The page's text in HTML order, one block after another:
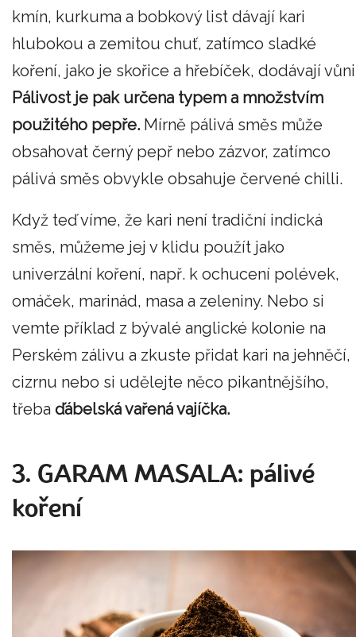
kmín, kurkuma a bobkový list dávají kari
hlubokou a zemitou chuť, zatímco sladké
koření, jako je skořice a hřebíček, dodávají
Pálivost je pak určena typem a množstvím
použitého pepře. Mírně pálivá směs může
obsahovat černý pepř nebo zázvor, zatímco
pálivá směs obvykle obsahuje červené chilli.
Když teď víme, že kari není tradiční indická
směs, můžeme jej v klidu použít jako
univerzální koření, např. k ochucení polévek,
omáček, marinád, masa a zeleniny. Nebo si
vemte příklad z bývalé anglické kolonie na
Perském zálivu a zkuste přidat kari na jehněčí,
cizrnu nebo si udělejte něco pikantnějšího,
třeba ďábelská vařená vajíčka.
3. GARAM MASALA: pálivé
koření